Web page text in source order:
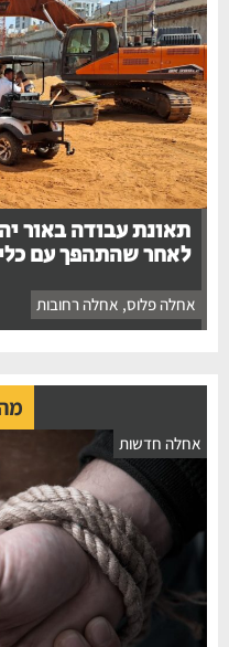
תאונת עבודה באור
לאחר שהתהפך עם
אחלה פלוס, אחלה רחובות
אחלה חדשות